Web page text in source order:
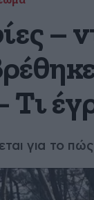
–
Τι
για το